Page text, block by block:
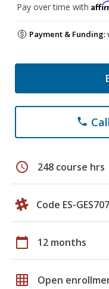
Pay over time with
Payment & Funding:
phone
schedule 248 course hrs
Code ES-
calendar_today 12 months
grid_on Open